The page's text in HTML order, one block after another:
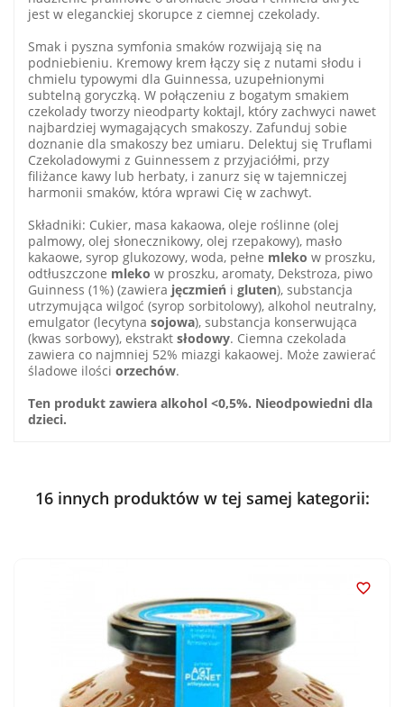
jest w eleganckiej skorupce z ciemnej czekolady.
Smak i pyszna symfonia smaków rozwijają się na
podniebieniu. Kremowy krem łączy się z nutami słodu i
chmielu typowymi dla Guinnessa, uzupełnionymi
subtelną goryczką. W połączeniu z bogatym smakiem
czekolady tworzy nieodparty koktajl, który zachwyci nawet
najbardziej wymagających smakoszy. Zafunduj sobie
doznanie dla smakoszy bez umiaru. Delektuj się Truflami
Czekoladowymi z Guinnessem z przyjaciółmi, przy
filiżance kawy lub herbaty, i zanurz się w tajemniczej
harmonii smaków, która wprawi Cię w zachwyt.
Składniki: Cukier, masa kakaowa, oleje roślinne (olej
palmowy, olej słonecznikowy, olej rzepakowy), masło
kakaowe, syrop glukozowy, woda, pełne mleko w proszku,
odtłuszczone mleko w proszku, aromaty, Dekstroza, piwo
Guinness (1%) (zawiera jęczmień i gluten), substancja
utrzymująca wilgoć (syrop sorbitolowy), alkohol neutralny,
emulgator (lecytyna sojowa), substancja konserwująca
(kwas sorbowy), ekstrakt słodowy. Ciemna czekolada
zawiera co najmniej 52% miazgi kakaowej. Może zawierać
śladowe ilości orzechów.
Ten produkt zawiera alkohol <0,5%. Nieodpowiedni dla
dzieci.
16 innych produktów w tej samej kategorii:
